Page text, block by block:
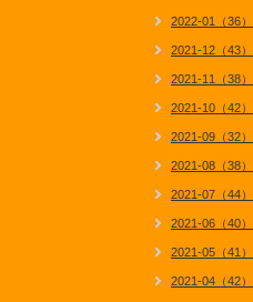
2022-01（36）
2021-12（43）
2021-11（38）
2021-10（42）
2021-09（32）
2021-08（38）
2021-07（44）
2021-06（40）
2021-05（41）
2021-04（42）